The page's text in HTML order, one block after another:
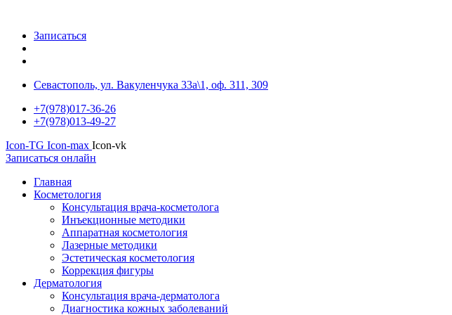
Записаться
Севастополь, ул. Вакуленчука 33а\1, оф. 311, 309
+7(978)017-36-26
+7(978)013-49-27
Icon-TG Icon-max Icon-vk
Записаться онлайн
Главная
Косметология
Консультация врача-косметолога
Инъекционные методики
Аппаратная косметология
Лазерные методики
Эстетическая косметология
Коррекция фигуры
Дерматология
Консультация врача-дерматолога
Диагностика кожных заболеваний